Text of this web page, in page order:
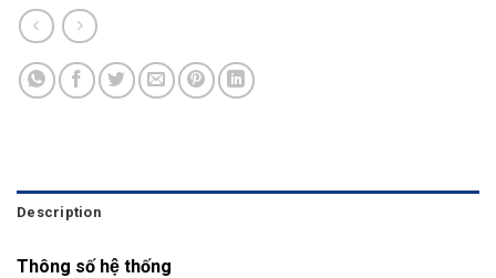
Description
Thông số hệ thống